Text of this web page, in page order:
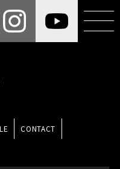
CONTACT